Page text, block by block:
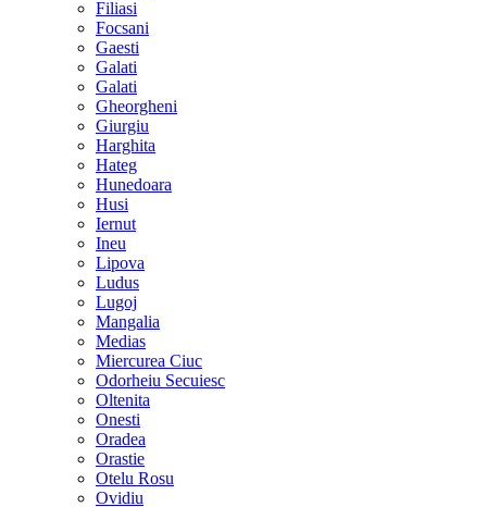
Filiasi
Focsani
Gaesti
Galati
Galati
Gheorgheni
Giurgiu
Harghita
Hateg
Hunedoara
Husi
Iernut
Ineu
Lipova
Ludus
Lugoj
Mangalia
Medias
Miercurea Ciuc
Odorheiu Secuiesc
Oltenita
Onesti
Oradea
Orastie
Otelu Rosu
Ovidiu